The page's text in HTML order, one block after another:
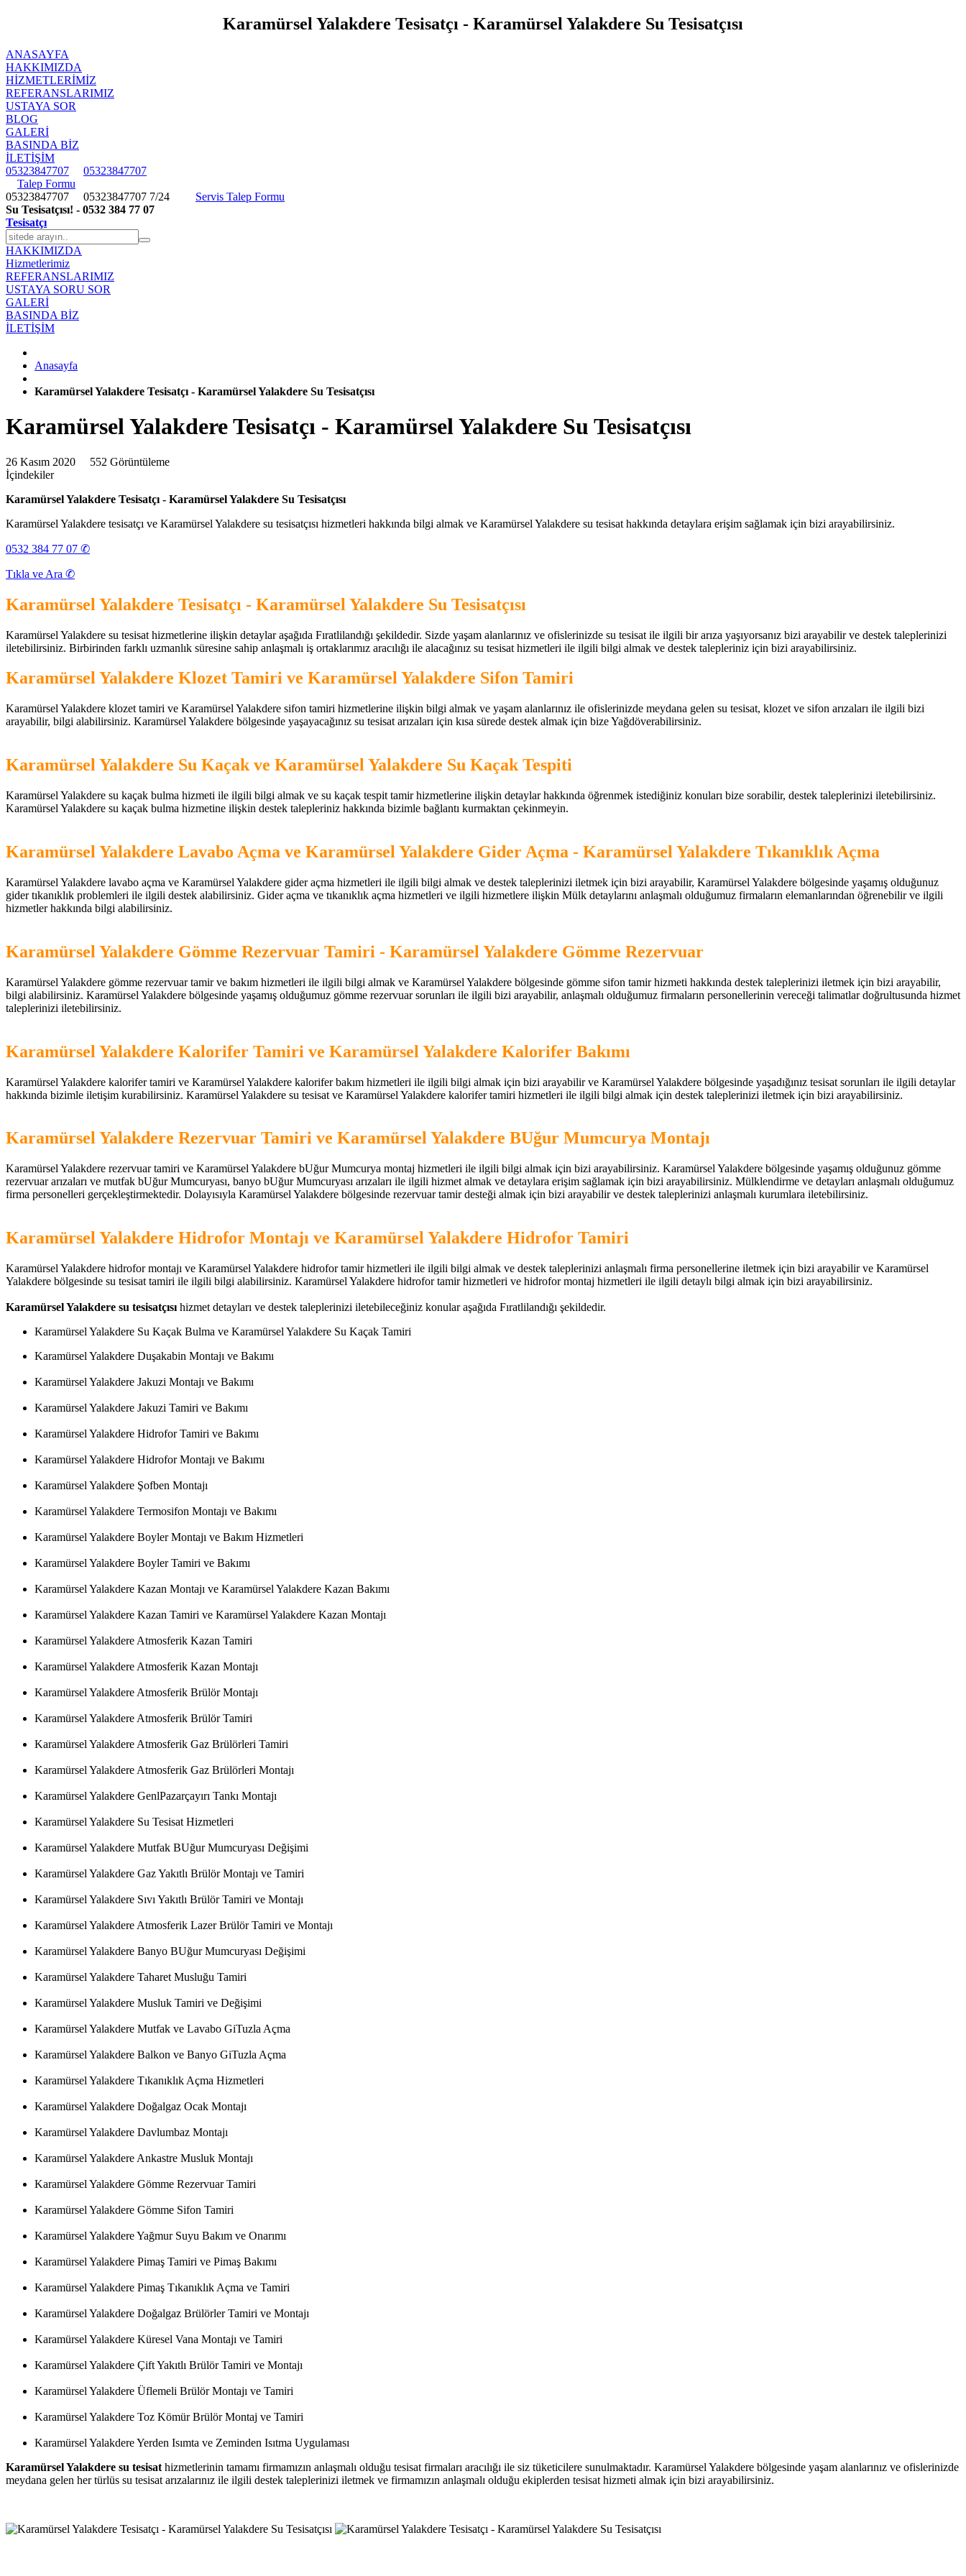
Karamürsel Yalakdere Tesisatçı - Karamürsel Yalakdere Su Tesisatçısı
ANASAYFA
HAKKIMIZDA
HIZMETLERIMIZ
REFERANSLARIMIZ
USTAYA SOR
BLOG
GALERİ
BASINDA BİZ
İLETİŞİM
05323847707
05323847707
Talep Formu
05323847707 05323847707 7/24
Servis Talep Formu
Su Tesisatçısı! - 0532 384 77 07
Tesisatçı
HAKKIMIZDA
Hizmetlerimiz
REFERANSLARIMIZ
USTAYA SORU SOR
GALERİ
BASINDA BİZ
İLETİŞİM
Anasayfa
Karamürsel Yalakdere Tesisatçı - Karamürsel Yalakdere Su Tesisatçısı
Karamürsel Yalakdere Tesisatçı - Karamürsel Yalakdere Su Tesisatçısı
26 Kasım 2020 552 Görüntüleme
İçindekiler
Karamürsel Yalakdere Tesisatçı - Karamürsel Yalakdere Su Tesisatçısı
Karamürsel Yalakdere tesisatçı ve Karamürsel Yalakdere su tesisatçısı hizmetleri hakkında bilgi almak ve Karamürsel Yalakdere su tesisat hakkında detaylara erişim sağlamak için bizi arayabilirsiniz.
0532 384 77 07 ✆
Tıkla ve Ara ✆
Karamürsel Yalakdere Tesisatçı - Karamürsel Yalakdere Su Tesisatçısı
Karamürsel Yalakdere su tesisat hizmetlerine ilişkin detaylar aşağıda Fıratlilandığı şekildedir. Sizde yaşam alanlarınız ve ofislerinizde su tesisat ile ilgili bir arıza yaşıyorsanız bizi arayabilir ve destek taleplerinizi
iletebilirsiniz. Birbirinden farklı uzmanlık süresine sahip anlaşmalı iş ortaklarımız aracılığı ile alacağınız su tesisat hizmetleri ile ilgili bilgi almak ve destek talepleriniz için bizi arayabilirsiniz.
Karamürsel Yalakdere Klozet Tamiri ve Karamürsel Yalakdere Sifon Tamiri
Karamürsel Yalakdere klozet tamiri ve Karamürsel Yalakdere sifon tamiri hizmetlerine ilişkin bilgi almak ve yaşam alanlarınız ile ofislerinizde meydana gelen su tesisat, klozet ve sifon arızaları ile ilgili bizi
arayabilir, bilgi alabilirsiniz. Karamürsel Yalakdere bölgesinde yaşayacağınız su tesisat arızaları için kısa sürede destek almak için bize Yağdöverabilirsiniz.
Karamürsel Yalakdere Su Kaçak ve Karamürsel Yalakdere Su Kaçak Tespiti
Karamürsel Yalakdere su kaçak bulma hizmeti ile ilgili bilgi almak ve su kaçak tespit tamir hizmetlerine ilişkin detaylar hakkında öğrenmek istediğiniz konuları bize sorabilir, destek taleplerinizi iletebilirsiniz.
Karamürsel Yalakdere su kaçak bulma hizmetine ilişkin destek talepleriniz hakkında bizimle bağlantı kurmaktan çekinmeyin.
Karamürsel Yalakdere Lavabo Açma ve Karamürsel Yalakdere Gider Açma - Karamürsel Yalakdere Tıkanıklık Açma
Karamürsel Yalakdere lavabo açma ve Karamürsel Yalakdere gider açma hizmetleri ile ilgili bilgi almak ve destek taleplerinizi iletmek için bizi arayabilir, Karamürsel Yalakdere bölgesinde yaşamış olduğunuz
gider tıkanıklık problemleri ile ilgili destek alabilirsiniz. Gider açma ve tıkanıklık açma hizmetleri ve ilgili hizmetlere ilişkin Mülk detaylarını anlaşmalı olduğumuz firmaların elemanlarından öğrenebilir ve ilgili
hizmetler hakkında bilgi alabilirsiniz.
Karamürsel Yalakdere Gömme Rezervuar Tamiri - Karamürsel Yalakdere Gömme Rezervuar
Karamürsel Yalakdere gömme rezervuar tamir ve bakım hizmetleri ile ilgili bilgi almak ve Karamürsel Yalakdere bölgesinde gömme sifon tamir hizmeti hakkında destek taleplerinizi iletmek için bizi arayabilir,
bilgi alabilirsiniz. Karamürsel Yalakdere bölgesinde yaşamış olduğumuz gömme rezervuar sorunları ile ilgili bizi arayabilir, anlaşmalı olduğumuz firmaların personellerinin vereceği talimatlar doğrultusunda hizmet
taleplerinizi iletebilirsiniz.
Karamürsel Yalakdere Kalorifer Tamiri ve Karamürsel Yalakdere Kalorifer Bakımı
Karamürsel Yalakdere kalorifer tamiri ve Karamürsel Yalakdere kalorifer bakım hizmetleri ile ilgili bilgi almak için bizi arayabilir ve Karamürsel Yalakdere bölgesinde yaşadığınız tesisat sorunları ile ilgili detaylar
hakkında bizimle iletişim kurabilirsiniz. Karamürsel Yalakdere su tesisat ve Karamürsel Yalakdere kalorifer tamiri hizmetleri ile ilgili bilgi almak için destek taleplerinizi iletmek için bizi arayabilirsiniz.
Karamürsel Yalakdere Rezervuar Tamiri ve Karamürsel Yalakdere BUğur Mumcurya Montajı
Karamürsel Yalakdere rezervuar tamiri ve Karamürsel Yalakdere bUğur Mumcurya montaj hizmetleri ile ilgili bilgi almak için bizi arayabilirsiniz. Karamürsel Yalakdere bölgesinde yaşamış olduğunuz gömme
rezervuar arızaları ve mutfak bUğur Mumcuryası, banyo bUğur Mumcuryası arızaları ile ilgili hizmet almak ve detaylara erişim sağlamak için bizi arayabilirsiniz. Mülklendirme ve detayları anlaşmalı olduğumuz
firma personelleri gerçekleştirmektedir. Dolayısıyla Karamürsel Yalakdere bölgesinde rezervuar tamir desteği almak için bizi arayabilir ve destek taleplerinizi anlaşmalı kurumlara iletebilirsiniz.
Karamürsel Yalakdere Hidrofor Montajı ve Karamürsel Yalakdere Hidrofor Tamiri
Karamürsel Yalakdere hidrofor montajı ve Karamürsel Yalakdere hidrofor tamir hizmetleri ile ilgili bilgi almak ve destek taleplerinizi anlaşmalı firma personellerine iletmek için bizi arayabilir ve Karamürsel
Yalakdere bölgesinde su tesisat tamiri ile ilgili bilgi alabilirsiniz. Karamürsel Yalakdere hidrofor tamir hizmetleri ve hidrofor montaj hizmetleri ile ilgili detaylı bilgi almak için bizi arayabilirsiniz.
Karamürsel Yalakdere su tesisatçısı hizmet detayları ve destek taleplerinizi iletebileceğiniz konular aşağıda Fıratlilandığı şekildedir.
Karamürsel Yalakdere Su Kaçak Bulma ve Karamürsel Yalakdere Su Kaçak Tamiri
Karamürsel Yalakdere Duşakabin Montajı ve Bakımı
Karamürsel Yalakdere Jakuzi Montajı ve Bakımı
Karamürsel Yalakdere Jakuzi Tamiri ve Bakımı
Karamürsel Yalakdere Hidrofor Tamiri ve Bakımı
Karamürsel Yalakdere Hidrofor Montajı ve Bakımı
Karamürsel Yalakdere Şofben Montajı
Karamürsel Yalakdere Termosifon Montajı ve Bakımı
Karamürsel Yalakdere Boyler Montajı ve Bakım Hizmetleri
Karamürsel Yalakdere Boyler Tamiri ve Bakımı
Karamürsel Yalakdere Kazan Montajı ve Karamürsel Yalakdere Kazan Bakımı
Karamürsel Yalakdere Kazan Tamiri ve Karamürsel Yalakdere Kazan Montajı
Karamürsel Yalakdere Atmosferik Kazan Tamiri
Karamürsel Yalakdere Atmosferik Kazan Montajı
Karamürsel Yalakdere Atmosferik Brülör Montajı
Karamürsel Yalakdere Atmosferik Brülör Tamiri
Karamürsel Yalakdere Atmosferik Gaz Brülörleri Tamiri
Karamürsel Yalakdere Atmosferik Gaz Brülörleri Montajı
Karamürsel Yalakdere GenlPazarçayırı Tankı Montajı
Karamürsel Yalakdere Su Tesisat Hizmetleri
Karamürsel Yalakdere Mutfak BUğur Mumcuryası Değişimi
Karamürsel Yalakdere Gaz Yakıtlı Brülör Montajı ve Tamiri
Karamürsel Yalakdere Sıvı Yakıtlı Brülör Tamiri ve Montajı
Karamürsel Yalakdere Atmosferik Lazer Brülör Tamiri ve Montajı
Karamürsel Yalakdere Banyo BUğur Mumcuryası Değişimi
Karamürsel Yalakdere Taharet Musluğu Tamiri
Karamürsel Yalakdere Musluk Tamiri ve Değişimi
Karamürsel Yalakdere Mutfak ve Lavabo GiTuzla Açma
Karamürsel Yalakdere Balkon ve Banyo GiTuzla Açma
Karamürsel Yalakdere Tıkanıklık Açma Hizmetleri
Karamürsel Yalakdere Doğalgaz Ocak Montajı
Karamürsel Yalakdere Davlumbaz Montajı
Karamürsel Yalakdere Ankastre Musluk Montajı
Karamürsel Yalakdere Gömme Rezervuar Tamiri
Karamürsel Yalakdere Gömme Sifon Tamiri
Karamürsel Yalakdere Yağmur Suyu Bakım ve Onarımı
Karamürsel Yalakdere Pimaş Tamiri ve Pimaş Bakımı
Karamürsel Yalakdere Pimaş Tıkanıklık Açma ve Tamiri
Karamürsel Yalakdere Doğalgaz Brülörler Tamiri ve Montajı
Karamürsel Yalakdere Küresel Vana Montajı ve Tamiri
Karamürsel Yalakdere Çift Yakıtlı Brülör Tamiri ve Montajı
Karamürsel Yalakdere Üflemeli Brülör Montajı ve Tamiri
Karamürsel Yalakdere Toz Kömür Brülör Montaj ve Tamiri
Karamürsel Yalakdere Yerden Isımta ve Zeminden Isıtma Uygulaması
Karamürsel Yalakdere su tesisat hizmetlerinin tamamı firmamızın anlaşmalı olduğu tesisat firmaları aracılığı ile siz tüketicilere sunulmaktadır. Karamürsel Yalakdere bölgesinde yaşam alanlarınız ve ofislerinizde
meydana gelen her türlüs su tesisat arızalarınız ile ilgili destek taleplerinizi iletmek ve firmamızın anlaşmalı olduğu ekiplerden tesisat hizmeti almak için bizi arayabilirsiniz.